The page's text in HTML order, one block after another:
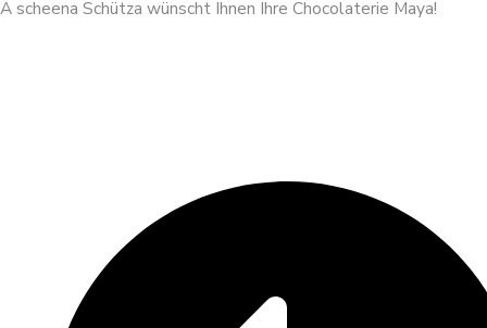
A scheena Schütza wünscht Ihnen Ihre Chocolaterie Maya!